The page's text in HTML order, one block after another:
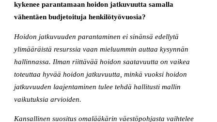
kykenee parantamaan hoidon jatkuvuutta samalla
vähentäen budjetoituja henkilötyövuosia?
Hoidon jatkuvuuden parantaminen ei sinänsä edellytä
ylimääräistä resurssia vaan mieluummin auttaa kysynnän
hallinnassa. Ilman riittävää hoidon saatavuutta on vaikea
toteuttaa hyvää hoidon jatkuvuutta, minkä vuoksi hoidon
jatkuvuuden laajentaminen tulee tehdä hallitusti mallin
vaikutuksia arvioiden.
Kansallinen suositus omalääkärin väestöpohjasta vaihtelee